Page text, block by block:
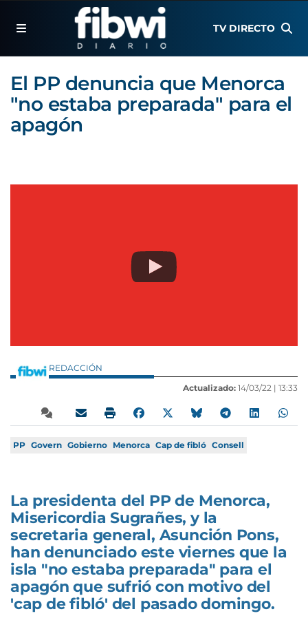
TV DIRECTO
El PP denuncia que Menorca
"no estaba preparada" para el
apagón
REDACCIÓN
Actualizado: 14/03/22 | 13:33
PP Govern Gobierno Menorca Cap de fibló Consell
La presidenta del PP de Menorca,
Misericordia Sugrañes, y la
secretaria general, Asunción Pons,
han denunciado este viernes que la
isla "no estaba preparada" para el
apagón que sufrió con motivo del
'cap de fibló' del pasado domingo.